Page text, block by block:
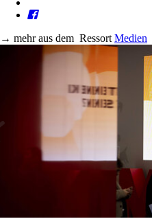
→ mehr aus dem Ressort Medien